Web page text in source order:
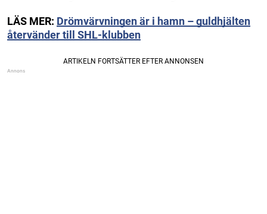
LÄS MER: Drömvärvningen är i hamn – guldhjälten
återvänder till SHL-klubben